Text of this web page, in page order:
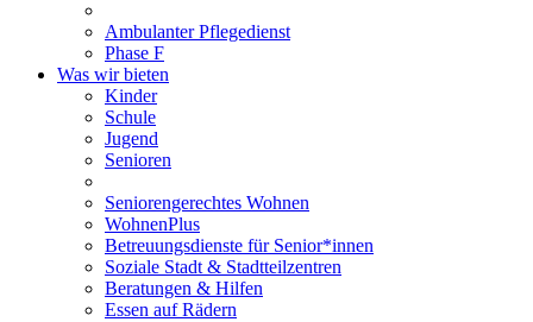
Ambulanter Pflegedienst
Phase F
Was wir bieten
Kinder
Schule
Jugend
Senioren
Seniorengerechtes Wohnen
WohnenPlus
Betreuungsdienste für Senior*innen
Soziale Stadt & Stadtteilzentren
Beratungen & Hilfen
Essen auf Rädern